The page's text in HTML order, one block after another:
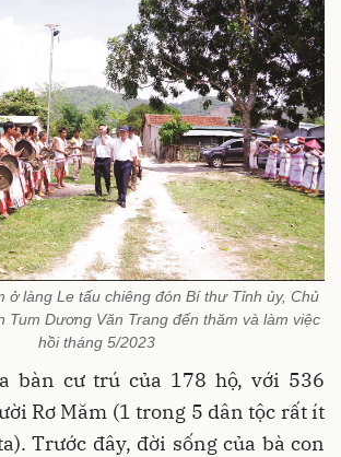
ở làng Le tấu chiêng đón Bí thư Tỉnh ủy, Chủ
Tum Dương Văn Trang đến thăm và làm việc
hồi tháng 5/2023
bàn cư trú của 178 hộ, với 536
Rơ Măm (1 trong 5 dân tộc rất ít
Trước đây, đời sống của bà con